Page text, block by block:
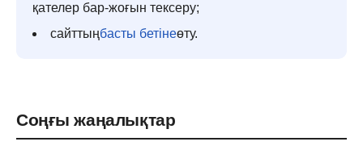
қателер бар-жоғын тексеру;
сайттыңбасты бетінеөту.
Соңғы жаңалықтар